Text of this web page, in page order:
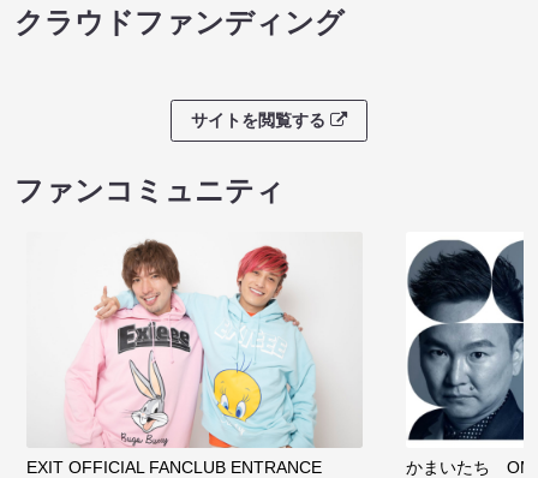
クラウドファンディング
サイトを閲覧する
ファンコミュニティ
EXIT OFFICIAL FANCLUB ENTRANCE かまいたち